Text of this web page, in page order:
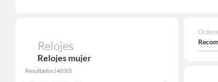
Relojes
Relojes mujer
Resultados (4030)